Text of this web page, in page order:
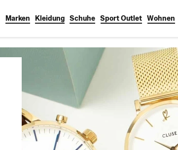
Marken Kleidung Schuhe Sport Outlet Wohnen